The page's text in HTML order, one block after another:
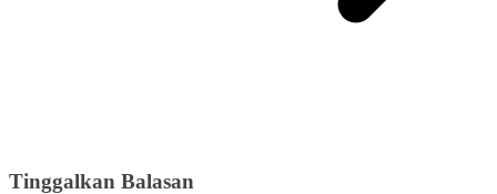
Tinggalkan Balasan